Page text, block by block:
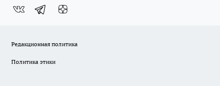
Редакционная политика
Политика этики